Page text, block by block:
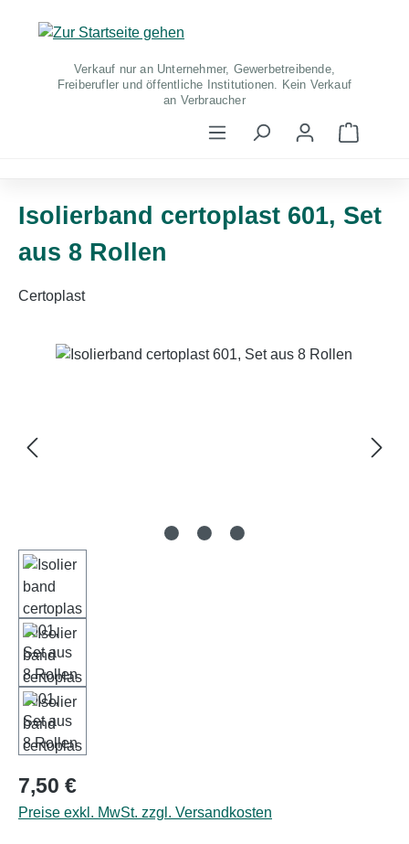
Zum Hauptinhalt springen
Verkauf nur an Unternehmer, Gewerbetreibende,
Freiberufler und öffentliche Institutionen. Kein Verkauf
an Verbraucher
Isolierband certoplast 601, Set
aus 8 Rollen
Certoplast
Bildergalerie überspringen
Regulärer Preis:
7,50 €
Preise exkl. MwSt. zzgl. Versandkosten